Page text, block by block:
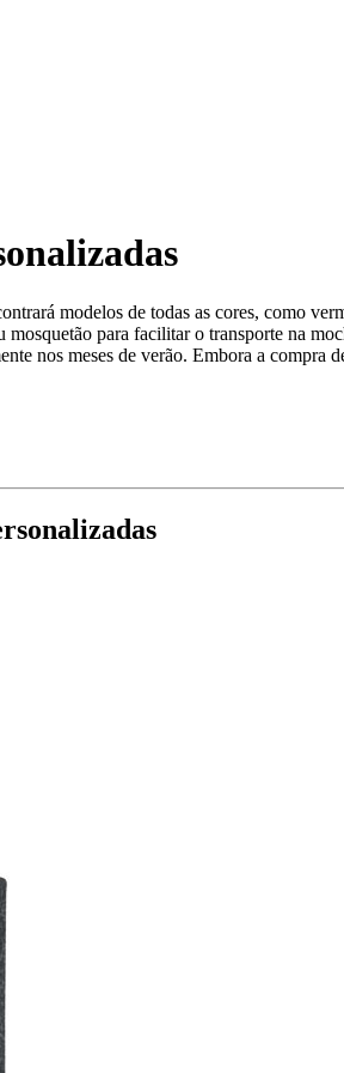
modelos de todas as cores, como
para facilitar o transporte na
nos meses de verão. Embora a compra